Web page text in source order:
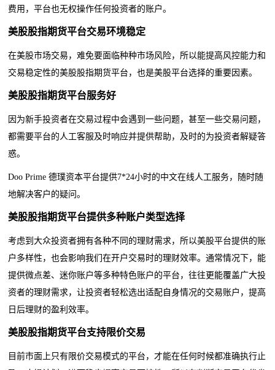
费用，平台也无权操作任何投资者的账户。
美股股指期货平台交易环境稳定
在美股市场交易，难免要面临种种市场风险，所以能提高风控能力和
交易稳定性的美股股指期货平台 ，也是美股平台选择的重要因素。
美股股指期货平台服务好
因为新手投资者在交易过程中会遇到一些问题，甚至一些交易问题，
都需要平台的人工客服及时响应并提供帮助，及时的为投资者解疑答
惑。
Doo Prime 德璞资本平台提供7*24小时的中文在线人工服务，随时随
地解决客户的疑问。
美股股指期货平台提供多种账户类型选择
考虑到大众投资者拥有各种不同的理财需求，所以美股平台提供的账
户多样性，也会影响我们在开户交易时的理财效率。通常情况下，能
提供微点差、迷你账户等多种特色账户的平台，往往更能覆盖广大投
资者的理财需求，让投资者轻松选出适配自身情况的交易账户，提高
日后理财的盈利效率。
美股股指期货平台支持限价交易
目前市面上只有限价交易模式的平台，才能在任何时候都准确执行止